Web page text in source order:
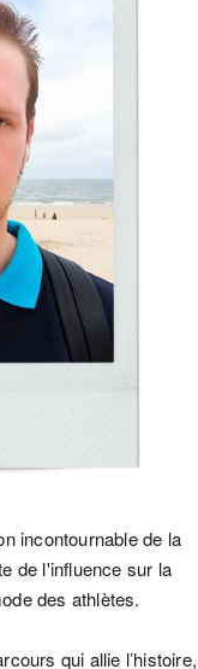
incontournable de la
de l'influence sur la
des athlètes.
qui allie l’histoire,